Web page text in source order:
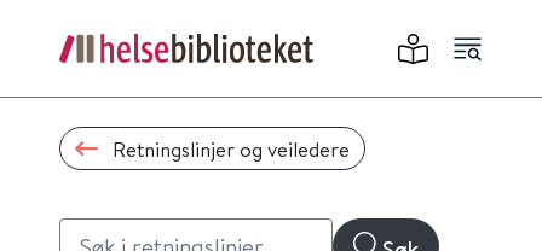
Retningslinjer og veiledere